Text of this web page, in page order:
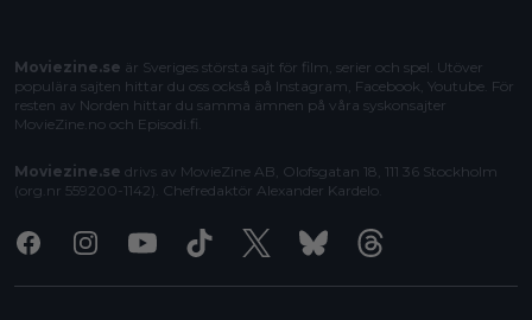
Moviezine.se är Sveriges största sajt för film, serier och spel. Utöver
populära sajten hittar du oss också på Instagram, Facebook, Youtube. För
resten av Norden hittar du samma ämnen på våra syskonsajter
MovieZine.no och Episodi.fi
Moviezine.se drivs av MovieZine AB, Olofsgatan 18, 111 36 Stockholm
(org.nr 559200-1142). Chefredaktör Alexander Kardelo
FacebookInstagramYoutubeTiktok X BlueskyThreads